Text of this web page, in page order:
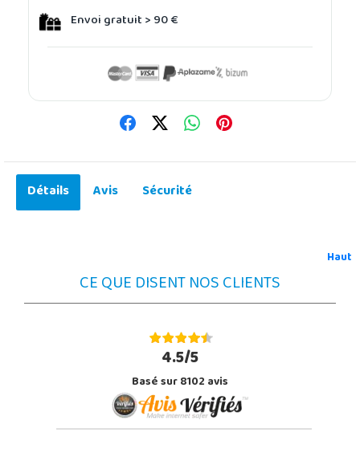
Envoi gratuit > 90 €
Détails Avis Sécurité
Haut
CE QUE DISENT NOS CLIENTS
4.5/5
Basé sur 8102 avis